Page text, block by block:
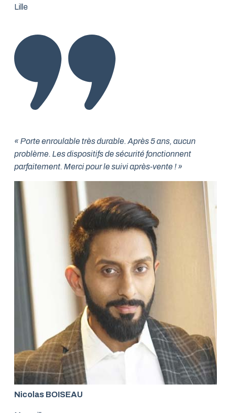
Lille
« Porte enroulable très durable. Après 5 ans, aucun
problème. Les dispositifs de sécurité fonctionnent
parfaitement. Merci pour le suivi après-vente ! »
Nicolas BOISEAU